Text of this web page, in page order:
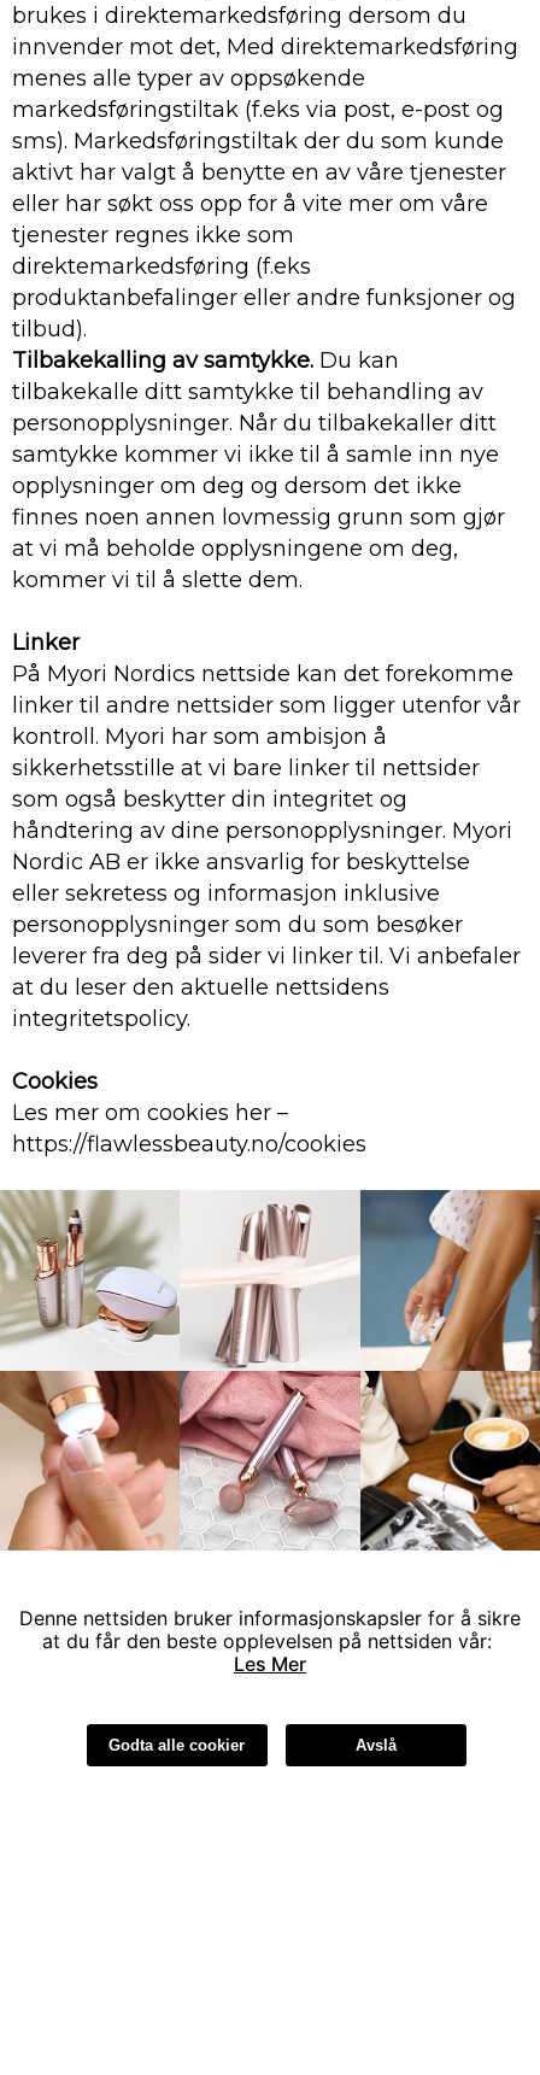
brukes i direktemarkedsføring dersom du
innvender mot det, Med direktemarkedsføring
menes alle typer av oppsøkende
markedsføringstiltak (f.eks via post, e-post og
sms). Markedsføringstiltak der du som kunde
aktivt har valgt å benytte en av våre tjenester
eller har søkt oss opp for å vite mer om våre
tjenester regnes ikke som
direktemarkedsføring (f.eks
produktanbefalinger eller andre funksjoner og
tilbud).
Tilbakekalling av samtykke. Du kan
tilbakekalle ditt samtykke til behandling av
personopplysninger. Når du tilbakekaller ditt
samtykke kommer vi ikke til å samle inn nye
opplysninger om deg og dersom det ikke
finnes noen annen lovmessig grunn som gjør
at vi må beholde opplysningene om deg,
kommer vi til å slette dem.
Linker
På Myori Nordics nettside kan det forekomme
linker til andre nettsider som ligger utenfor vår
kontroll. Myori har som ambisjon å
sikkerhetsstille at vi bare linker til nettsider
som også beskytter din integritet og
håndtering av dine personopplysninger. Myori
Nordic AB er ikke ansvarlig for beskyttelse
eller sekretess og informasjon inklusive
personopplysninger som du som besøker
leverer fra deg på sider vi linker til. Vi anbefaler
at du leser den aktuelle nettsidens
integritetspolicy.
Cookies
Les mer om cookies her –
https://flawlessbeauty.no/cookies
KUNDEINFORMASJON
FIRMAINFORMASJON
Denne nettsiden bruker informasjonskapsler for å sikre
at du får den beste opplevelsen på nettsiden vår:
Les Mer
Godta alle cookier Avslå